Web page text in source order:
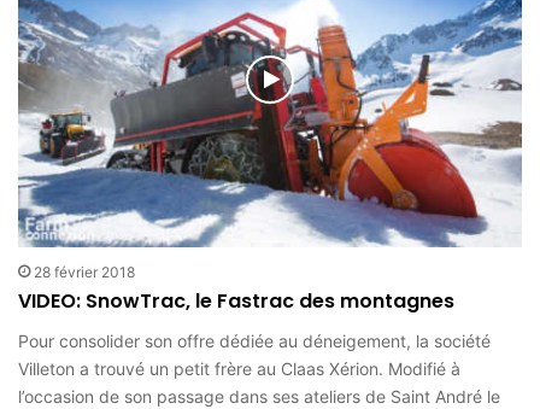
28 février 2018
VIDEO: SnowTrac, le Fastrac des montagnes
Pour consolider son offre dédiée au déneigement, la société
Villeton a trouvé un petit frère au Claas Xérion. Modifié à
l’occasion de son passage dans ses ateliers de Saint André le